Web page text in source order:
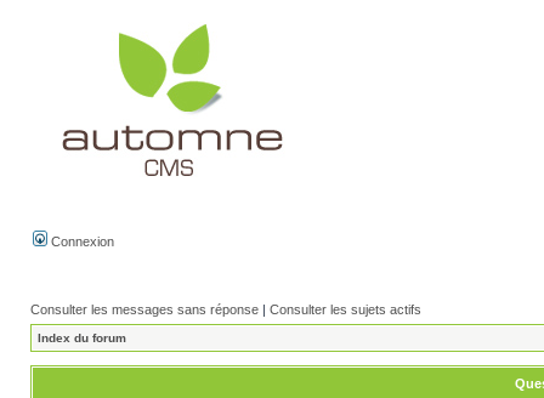
Connexion
Consulter les messages sans réponse | Consulter les sujets actifs
Index du forum